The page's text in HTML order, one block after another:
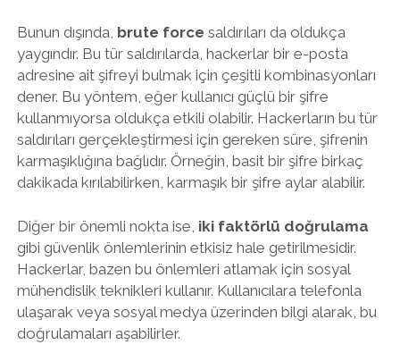
Bunun dışında, brute force saldırıları da oldukça
yaygındır. Bu tür saldırılarda, hackerlar bir e-posta
adresine ait şifreyi bulmak için çeşitli kombinasyonları
dener. Bu yöntem, eğer kullanıcı güçlü bir şifre
kullanmıyorsa oldukça etkili olabilir. Hackerların bu tür
saldırıları gerçekleştirmesi için gereken süre, şifrenin
karmaşıklığına bağlıdır. Örneğin, basit bir şifre birkaç
dakikada kırılabilirken, karmaşık bir şifre aylar alabilir.
Diğer bir önemli nokta ise, iki faktörlü doğrulama
gibi güvenlik önlemlerinin etkisiz hale getirilmesidir.
Hackerlar, bazen bu önlemleri atlamak için sosyal
mühendislik teknikleri kullanır. Kullanıcılara telefonla
ulaşarak veya sosyal medya üzerinden bilgi alarak, bu
doğrulamaları aşabilirler.